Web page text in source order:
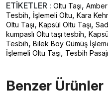
ETİKETLER : Oltu Taşı, Amber
Tesbih, İşlemeli Oltu, Kara
Oltu Taşı, Kapsül Oltu Taşı,
kumpaslı Oltu taşı tesbih,
Tesbih, Bilek Boy Gümüş
İşlemeli Oltu Taşı, Tesbih Pasajı
Benzer Ürünler ️